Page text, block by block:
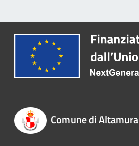
Comune di Altamura